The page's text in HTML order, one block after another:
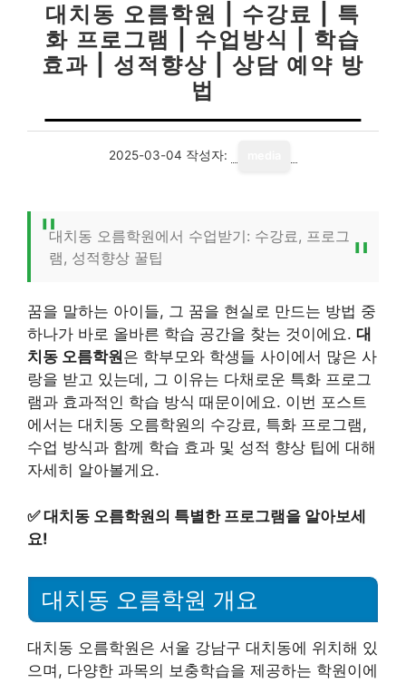
대치동 오름학원 | 수강료 | 특
화 프로그램 | 수업방식 | 학습
효과 | 성적향상 | 상담 예약 방
법
2025-03-04 작성자:
대치동 오름학원에서 수업받기: 수강료, 프로그
램, 성적향상 꿀팁
꿈을 말하는 아이들, 그 꿈을 현실로 만드는 방법 중
하나가 바로 올바른 학습 공간을 찾는 것이에요. 대
치동 오름학원은 학부모와 학생들 사이에서 많은 사
랑을 받고 있는데, 그 이유는 다채로운 특화 프로그
램과 효과적인 학습 방식 때문이에요. 이번 포스트
에서는 대치동 오름학원의 수강료, 특화 프로그램,
수업 방식과 함께 학습 효과 및 성적 향상 팁에 대해
자세히 알아볼게요.
✅대치동 오름학원의 특별한 프로그램을 알아보세
요!
대치동 오름학원 개요
대치동 오름학원은 서울 강남구 대치동에 위치해 있
으며, 다양한 과목의 보충학습을 제공하는 학원이에